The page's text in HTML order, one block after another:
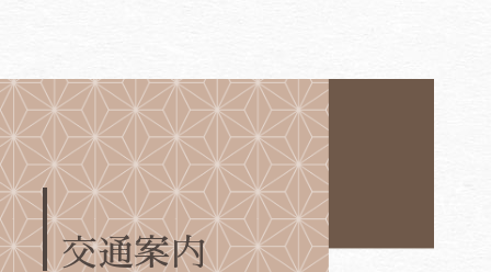
交通案内